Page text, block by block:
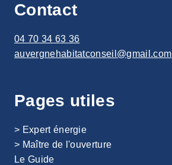
Contact
04 70 34 63 36
auvergnehabitatconseil@gmail.com
Pages utiles
> Expert énergie
> Maître de l'ouverture
Le Guide